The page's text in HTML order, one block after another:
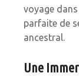
voyage
parfaite de
ancestral.
Une